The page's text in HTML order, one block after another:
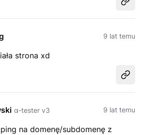
9 lat temu
strona xd
α-tester v3 9 lat temu
na domenę/subdomenę z